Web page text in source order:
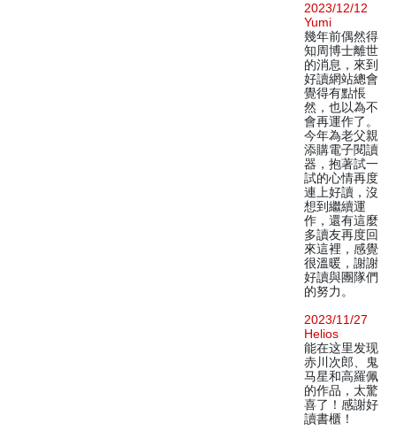
2023/12/12
Yumi
幾年前偶然得
知周博士離世
的消息，來到
好讀網站總會
覺得有點悵
然，也以為不
會再運作了。
今年為老父親
添購電子閱讀
器，抱著試一
試的心情再度
連上好讀，沒
想到繼續運
作，還有這麼
多讀友再度回
來這裡，感覺
很溫暖，謝謝
好讀與團隊們
的努力。
2023/11/27
Helios
能在这里发现
赤川次郎、鬼
马星和高羅佩
的作品，太驚
喜了！感謝好
讀書櫃！